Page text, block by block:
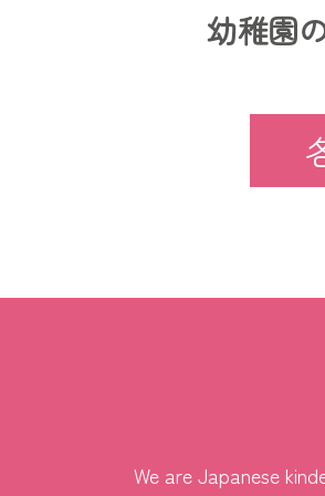
幼稚園
We are Japanese